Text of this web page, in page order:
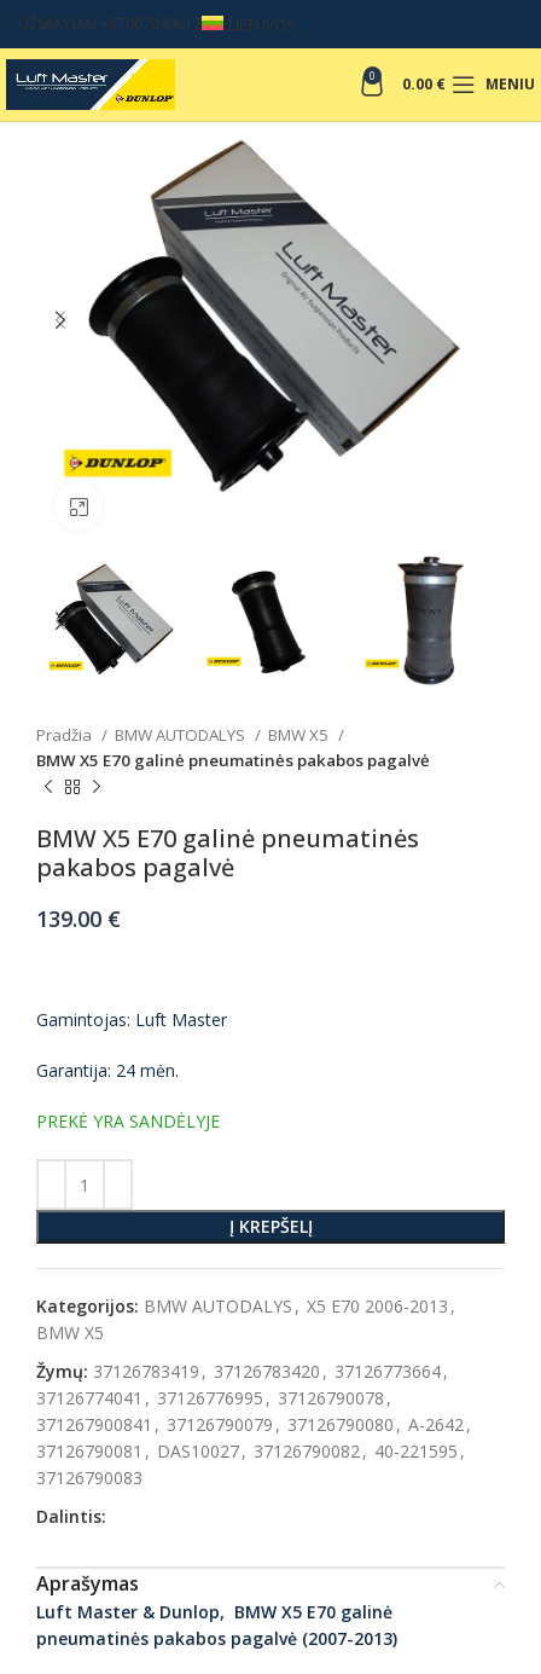
UŽSAKYMAI +37067049017 LIETUVOS
0 0.00 € MENIU
Pradžia BMW AUTODALYS
BMW X5
BMW X5 E70 galinė pneumatinės pakabos pagalvė
BMW X5 E70 galinė pneumatinės
pakabos pagalvė
139.00 €
Gamintojas: Luft Master
Garantija: 24 mėn.
PREKĖ YRA SANDĖLYJE
Į KREPŠELĮ
Kategorijos: BMW AUTODALYS , X5 E70 2006-2013 ,
BMW X5
Žymų: 37126783419 , 37126783420 , 37126773664,
37126774041 , 37126776995 , 37126790078 ,
371267900841 , 37126790079 , 37126790080 , A-2642,
37126790081 , DAS10027, 37126790082, 40-221595 ,
37126790083
Dalintis:
Aprašymas
Luft Master & Dunlop, BMW X5 E70 galinė
pneumatinės pakabos pagalvė (2007-2013)